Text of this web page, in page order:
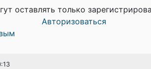
оставлять только
Авторизоваться